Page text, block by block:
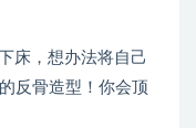
床，想办法将自己
反骨造型！你会顶